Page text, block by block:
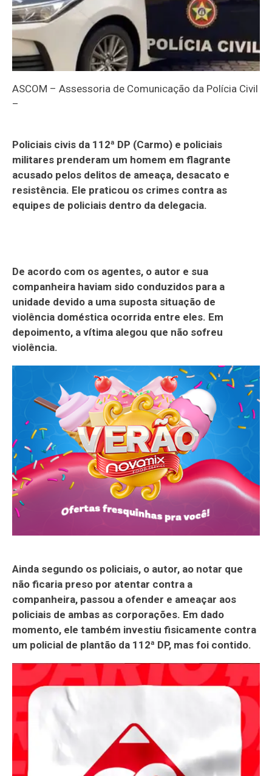
ASCOM – Assessoria de Comunicação da Polícia Civil
–
Policiais civis da 112ª DP (Carmo) e policiais
militares prenderam um homem em flagrante
acusado pelos delitos de ameaça, desacato e
resistência. Ele praticou os crimes contra as
equipes de policiais dentro da delegacia.
De acordo com os agentes, o autor e sua
companheira haviam sido conduzidos para a
unidade devido a uma suposta situação de
violência doméstica ocorrida entre eles. Em
depoimento, a vítima alegou que não sofreu
violência.
Ainda segundo os policiais, o autor, ao notar que
não ficaria preso por atentar contra a
companheira, passou a ofender e ameaçar aos
policiais de ambas as corporações. Em dado
momento, ele também investiu fisicamente contra
um policial de plantão da 112ª DP, mas foi contido.